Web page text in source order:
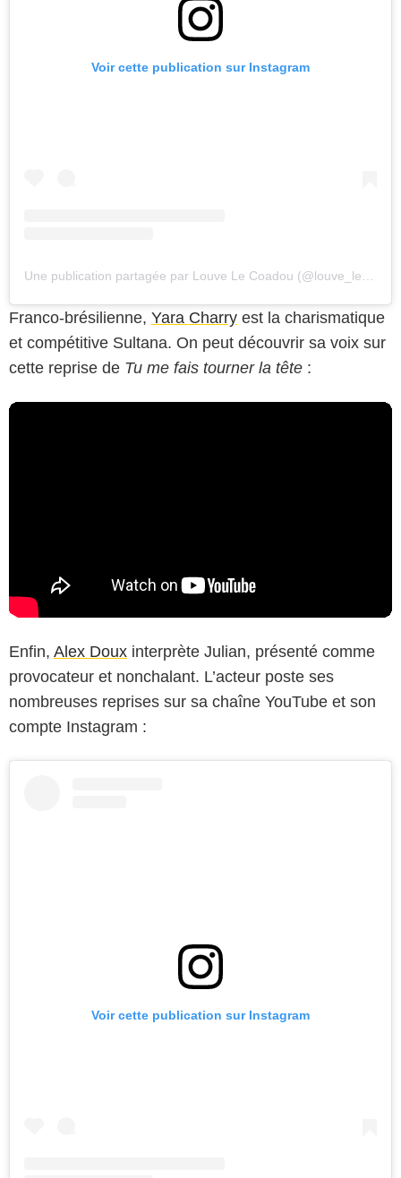
Voir cette publication sur Instagram
Franco-brésilienne, Yara Charry est la charismatique
et compétitive Sultana. On peut découvrir sa voix sur
cette reprise de Tu me fais tourner la tête :
Enfin, Alex Doux interprète Julian, présenté comme
provocateur et nonchalant. L’acteur poste ses
nombreuses reprises sur sa chaîne YouTube et son
compte Instagram :
Voir cette publication sur Instagram